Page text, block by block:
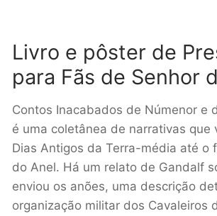
Livro e pôster de
para Fãs de Senhor
Contos Inacabados de Númenor e
é uma coletânea de narrativas que
Dias Antigos da Terra-média até o
do Anel. Há um relato de Gandalf
enviou os anões, uma descrição
organização militar dos Cavaleiros